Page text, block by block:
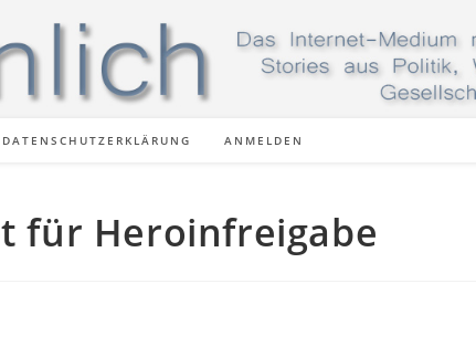
DATENSCHUTZERKLÄRUNG ANMELDEN
für Heroinfreigabe